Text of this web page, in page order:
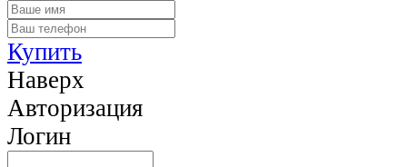
Купить
Наверх
Авторизация
Логин